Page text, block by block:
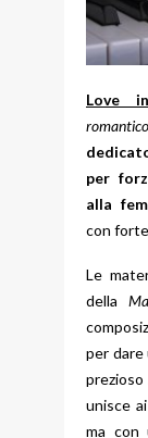
Love
per
alla
con
Le
della
per dare
prezioso
unisce
ma con